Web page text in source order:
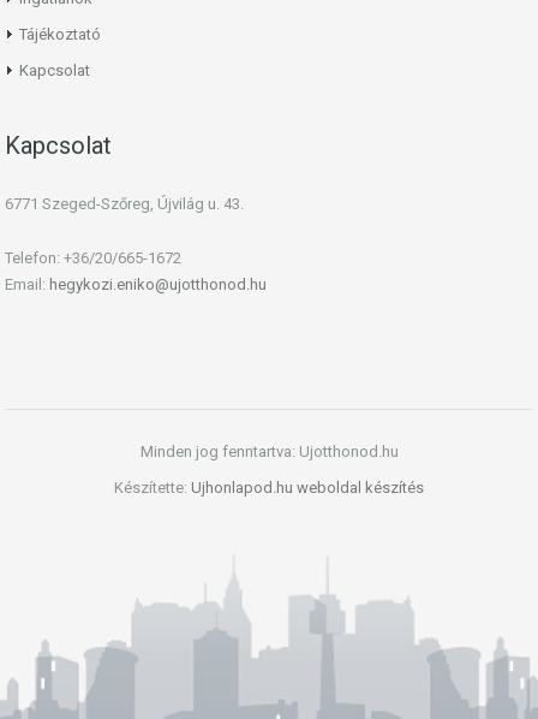
Tájékoztató
Kapcsolat
Kapcsolat
6771 Szeged-Szőreg, Újvilág u. 43.
Telefon: +36/20/665-1672
Email: hegykozi.eniko@ujotthonod.hu
Minden jog fenntartva: Ujotthonod.hu
Készítette: Ujhonlapod.hu weboldal készítés